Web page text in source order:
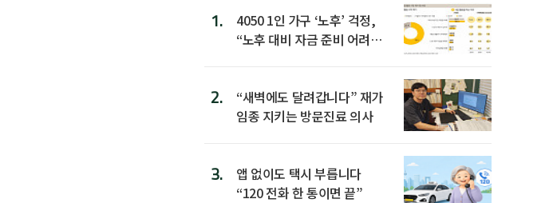
1.
4050 1인 가구 ‘노후’ 걱정,
“노후 대비 자금 준비 어려
2.
“새벽에도 달려갑니다” 재가
임종 지키는 방문진료 의사
3.
앱 없이도 택시 부릅니다
“120 전화 한 통이면 끝”